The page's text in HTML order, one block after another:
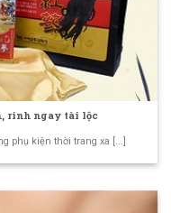
rinh ngay tài lộc
phụ kiện thời trang xa [...]